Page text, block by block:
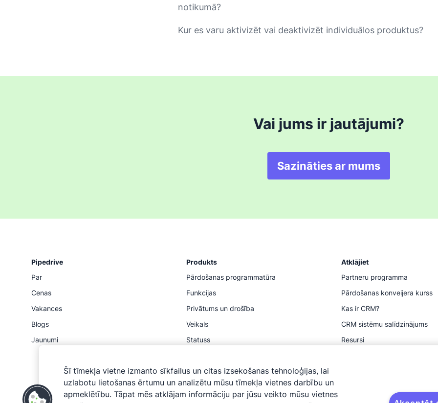
notikumā?
Kur es varu aktivizēt vai deaktivizēt individuālos produktus?
Vai jums ir jautājumi?
Sazināties ar mums
Pipedrive
Par
Cenas
Vakances
Blogs
Jaunumi
Produkts
Pārdošanas programmatūra
Funkcijas
Privātums un drošība
Veikals
Statuss
Atklājiet
Partneru programma
Pārdošanas konveijera kurss
Kas ir CRM?
CRM sistēmu salīdzinājums
Resursi
Šī tīmekļa vietne izmanto sīkfailus un citas izsekošanas tehnoloģijas, lai
uzlabotu lietošanas ērtumu un analizētu mūsu tīmekļa vietnes darbību un
apmeklētību. Tāpat mēs atklājam informāciju par jūsu veikto mūsu vietnes